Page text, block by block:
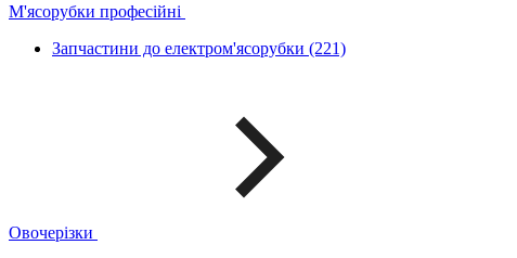
М'ясорубки професійні
Запчастини до електром'ясорубки (221)
Овочерізки